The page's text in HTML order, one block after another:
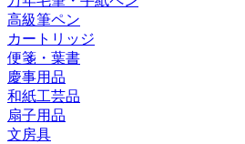
高級筆ペン
カートリッジ
便箋・葉書
慶事用品
和紙工芸品
扇子用品
文房具